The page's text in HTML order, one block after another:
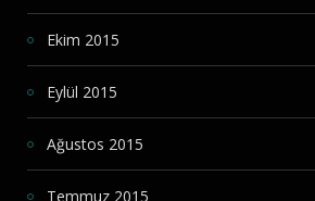
Ekim 2015
Eylül 2015
Ağustos 2015
Temmuz 2015